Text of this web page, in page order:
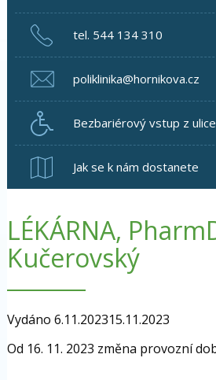
tel. 544 134 310
poliklinika@hornikova.cz
Bezbariérový vstup z
Jak se k nám dostanete
LÉKÁRNA,
Kučerovský
Vydáno 6.11.202315.11.2023
Od 16. 11. 2023 změna provozní